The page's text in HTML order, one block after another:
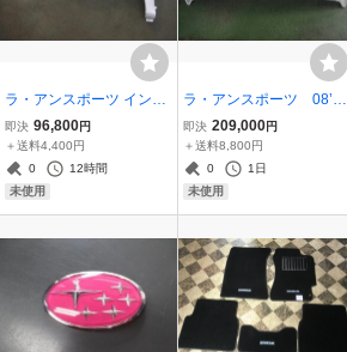
ラ・アンスポーツ インプ
レッサ GD タカの目 06’タ
イプ【ポン付】フロント
ブリスターフェンダー 左
右SET 受注生産品 別途送
即決 96,800円
＋送料4,400円
0
12時間
未使用
ラ・アンスポーツ 08’タ
イプWRスプリッターリヤ
ハッチウイング ワイパー
仕様 （FRP/未塗装品）
GRB/GRF型用*送料別
即決 209,000円
＋送料8,800円
0
1日
未使用